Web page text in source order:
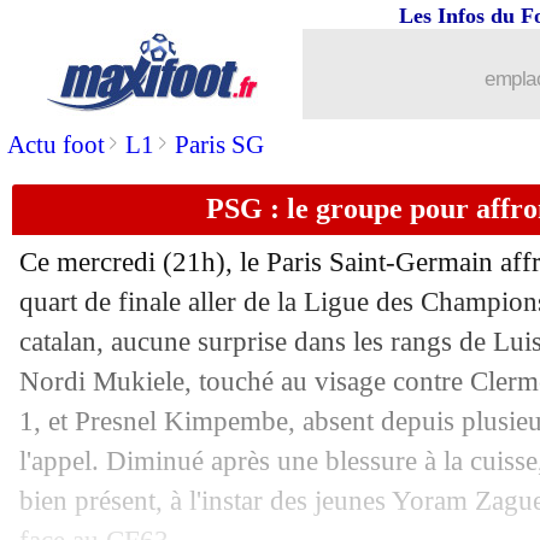
Actu foot> L1 > Paris SG
Les Infos du
PSG : le groupe pour
Ce mercredi (21h), le Paris Saint-Germain
quart de finale aller de la Ligue des
catalan, aucune surprise dans les rangs de
Nordi Mukiele, touché au visage contre
1, et Presnel Kimpembe, absent depuis
l'appel. Diminué après une blessure à la
bien présent, à l'instar des jeunes Yoram
Sporting : départ inévitable pour
10/04 Man City: Guardiola impressionné
10/04 PSG: Dembélé et ses retrouvailles
10/04 Arsenal: le cap des 300 buts en LdC
10/04 Barça: PSG, Laporta n'échangerait
10/04 Allemagne: Nagelsmann répond
10/04 Man City: Guardiola se plaint de la